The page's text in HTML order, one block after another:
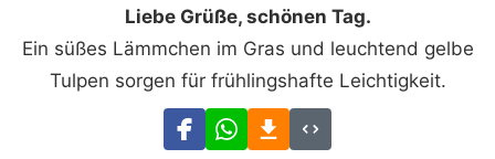
Liebe Grüße, schönen Tag.
Ein süßes Lämmchen im Gras und leuchtend gelbe
Tulpen sorgen für frühlingshafte Leichtigkeit.